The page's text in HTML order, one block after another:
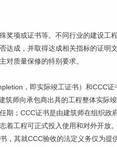
奖项或证书等。不同行业的建设工
达成，并取得达成相关指标的证明
对质量保修的特别要求。
，即实际竣工证书）和CCC
师向承包商出具的工程整体实际
期；CCC证书是由建筑师在组织政
工程可正式投入使用和对外开放
，其就CCC验收的法定义务仅为提